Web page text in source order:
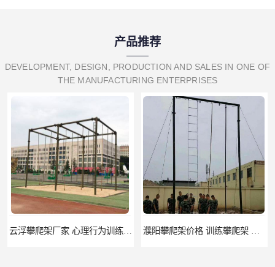
产品推荐
DEVELOPMENT, DESIGN, PRODUCTION AND SALES IN ONE OF
THE MANUFACTURING ENTERPRISES